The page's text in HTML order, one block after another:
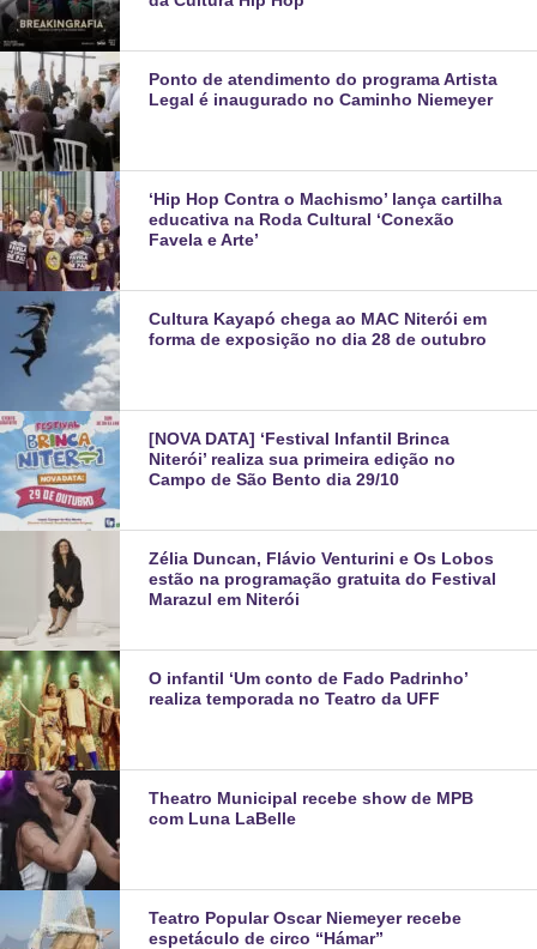
Ponto de atendimento do programa Artista
Legal é inaugurado no Caminho Niemeyer
‘Hip Hop Contra o Machismo’ lança cartilha
educativa na Roda Cultural ‘Conexão
Favela e Arte’
Cultura Kayapó chega ao MAC Niterói em
forma de exposição no dia 28 de outubro
[NOVA DATA] ‘Festival Infantil Brinca
Niterói’ realiza sua primeira edição no
Campo de São Bento dia 29/10
Zélia Duncan, Flávio Venturini e Os Lobos
estão na programação gratuita do Festival
Marazul em Niterói
O infantil ‘Um conto de Fado Padrinho’
realiza temporada no Teatro da UFF
Theatro Municipal recebe show de MPB
com Luna LaBelle
Teatro Popular Oscar Niemeyer recebe
espetáculo de circo “Hámar”